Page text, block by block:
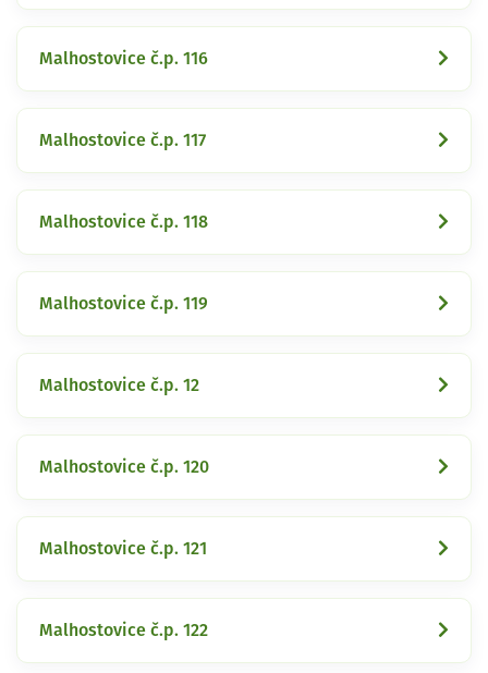
Malhostovice č.p. 116
Malhostovice č.p. 117
Malhostovice č.p. 118
Malhostovice č.p. 119
Malhostovice č.p. 12
Malhostovice č.p. 120
Malhostovice č.p. 121
Malhostovice č.p. 122